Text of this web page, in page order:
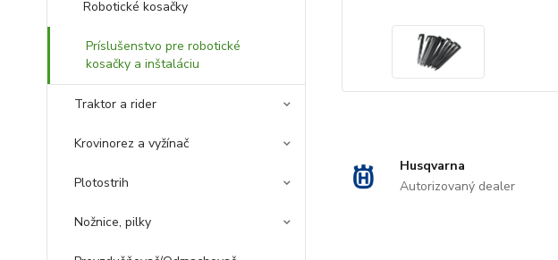
Robotické kosačky
Príslušenstvo pre robotické
kosačky a inštaláciu
Traktor a rider
Krovinorez a vyžínač
Plotostrih
Nožnice, pilky
Husqvarna
Autorizovaný dealer